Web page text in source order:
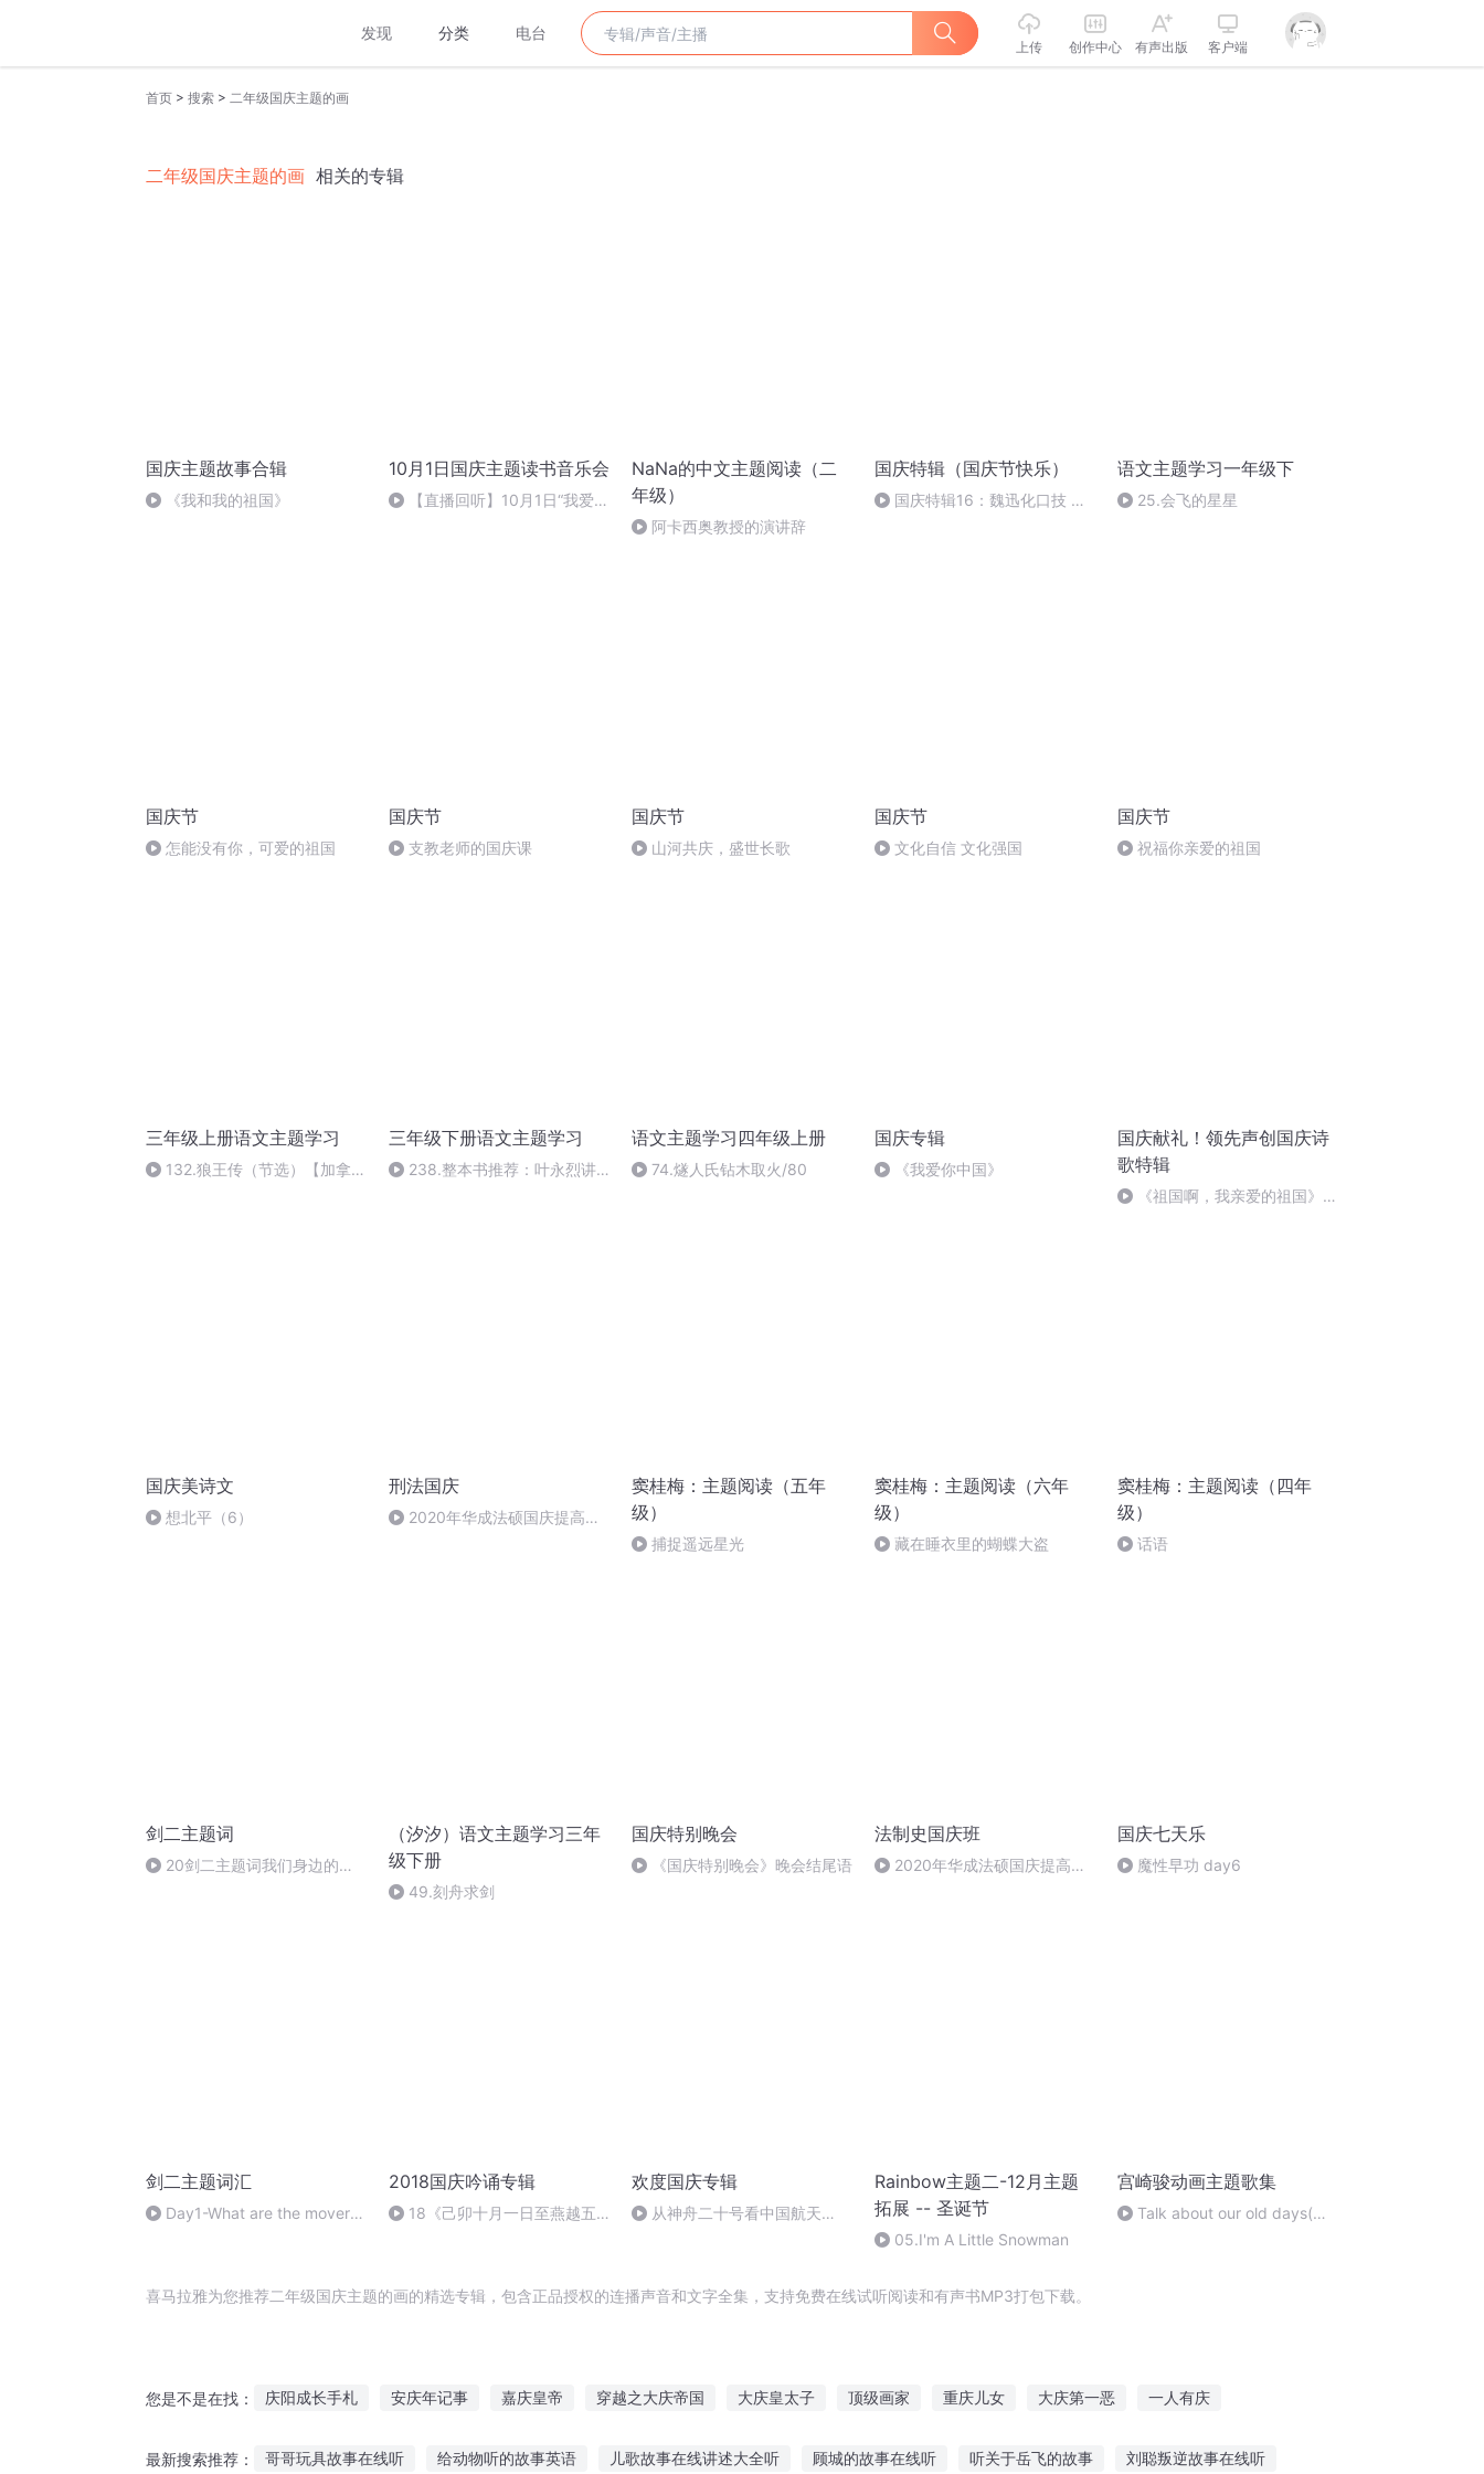
发现 分类 电台
上传 创作中心 有声出版 客户端
首页 > 搜索 > 二年级国庆主题的画
二年级国庆主题的画 相关的专辑
国庆主题故事合辑
《我和我的祖国》
10月1日国庆主题读书音乐会
【直播回听】10月1日“我爱你
NaNa的中文主题阅读（二
年级）
阿卡西奥教授的演讲辞
国庆特辑（国庆节快乐）
国庆特辑16：魏迅化口技 二
语文主题学习一年级下
25.会飞的星星
国庆节
怎能没有你，可爱的祖国
国庆节
支教老师的国庆课
国庆节
山河共庆，盛世长歌
国庆节
文化自信 文化强国
国庆节
祝福你亲爱的祖国
三年级上册语文主题学习
132.狼王传（节选）【加拿大
三年级下册语文主题学习
238.整本书推荐：叶永烈讲
语文主题学习四年级上册
74.燧人氏钻木取火/80
国庆专辑
《我爱你中国》
国庆献礼！领先声创国庆诗
歌特辑
《祖国啊，我亲爱的祖国》温
国庆美诗文
想北平（6）
刑法国庆
2020年华成法硕国庆提高班
窦桂梅：主题阅读（五年
级）
捕捉遥远星光
窦桂梅：主题阅读（六年
级）
藏在睡衣里的蝴蝶大盗
窦桂梅：主题阅读（四年
级）
话语
剑二主题词
20剑二主题词我们身边的世
（汐汐）语文主题学习三年
级下册
49.刻舟求剑
国庆特别晚会
《国庆特别晚会》晚会结尾语
法制史国庆班
2020年华成法硕国庆提高班
国庆七天乐
魔性早功 day6
剑二主题词汇
Day1-What are the movers
2018国庆吟诵专辑
18《己卯十月一日至燕越五
欢度国庆专辑
从神舟二十号看中国航天
Rainbow主题二-12月主题
拓展 -- 圣诞节
05.I'm A Little Snowman
宫崎骏动画主題歌集
Talk about our old days(时
喜马拉雅为您推荐二年级国庆主题的画的精选专辑，包含正品授权的连播声音和文字全集，支持免费在线试听阅读和有声书MP3打包下载。
您是不是在找： 庆阳成长手札 安庆年记事 嘉庆皇帝 穿越之大庆帝国 大庆皇太子 顶级画家 重庆儿女 大庆第一恶 一人有庆
最新搜索推荐： 哥哥玩具故事在线听 给动物听的故事英语 儿歌故事在线讲述大全听 顾城的故事在线听 听关于岳飞的故事 刘聪叛逆故事在线听